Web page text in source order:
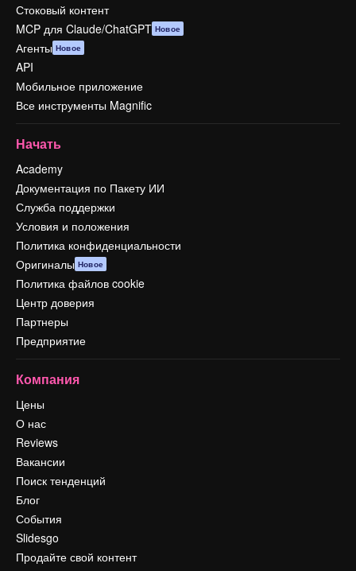
Стоковый контент
MCP для Claude/ChatGPT Новое
Агенты Новое
API
Мобильное приложение
Все инструменты Magnific
Начать
Academy
Документация по Пакету ИИ
Служба поддержки
Условия и положения
Политика конфиденциальности
Оригиналы Новое
Политика файлов cookie
Центр доверия
Партнеры
Предприятие
Компания
Цены
О нас
Reviews
Вакансии
Поиск тенденций
Блог
События
Slidesgo
Продайте свой контент